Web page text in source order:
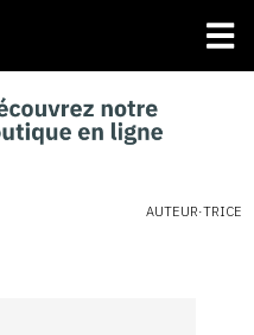
AUTEUR·TRICE